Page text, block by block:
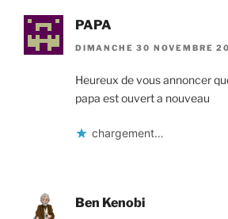
PAPA
DIMANCHE 30 NOVEMBRE
Heureux de vous annoncer
papa est ouvert a nouveau
chargement…
Ben Kenobi